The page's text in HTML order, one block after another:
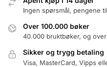
Ingen spørsmål, pengene
Over 100.000 bøker
40.000 bruktbøker, og
Sikker og trygg betaling
Visa, MasterCard, Vipps